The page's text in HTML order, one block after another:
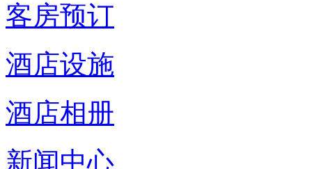
客房预订
酒店设施
酒店相册
新闻中心